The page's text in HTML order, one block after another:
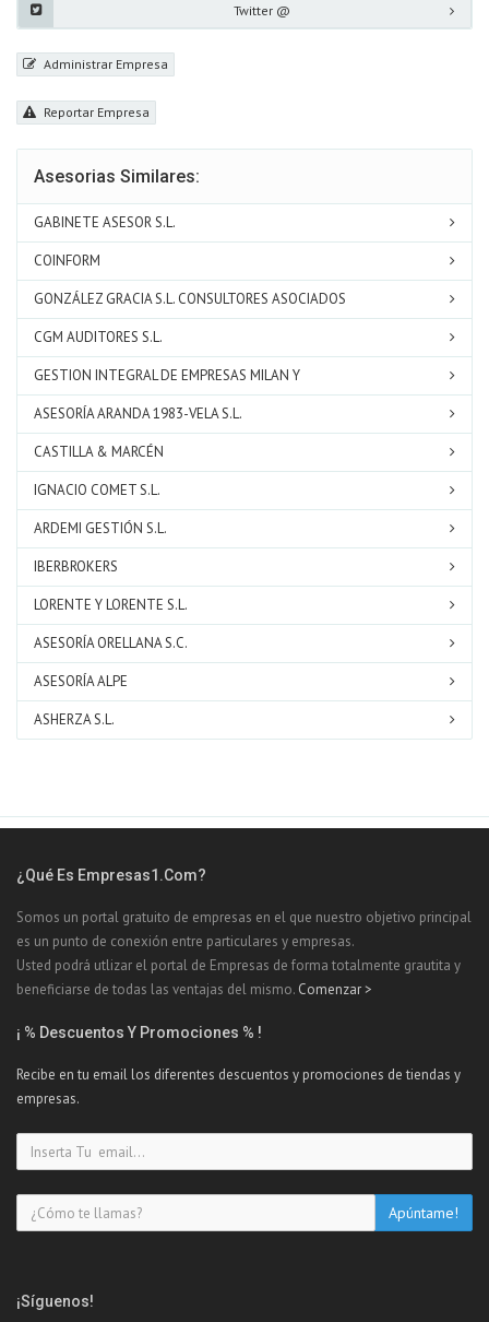
Twitter @
Administrar Empresa
Reportar Empresa
Asesorias Similares:
GABINETE ASESOR S.L.
COINFORM
GONZÁLEZ GRACIA S.L. CONSULTORES ASOCIADOS
CGM AUDITORES S.L.
GESTION INTEGRAL DE EMPRESAS MILAN Y
ASESORÍA ARANDA 1983-VELA S.L.
CASTILLA & MARCÉN
IGNACIO COMET S.L.
ARDEMI GESTIÓN S.L.
IBERBROKERS
LORENTE Y LORENTE S.L.
ASESORÍA ORELLANA S.C.
ASESORÍA ALPE
ASHERZA S.L.
¿Qué Es Empresas1.com?
Somos un portal gratuito de empresas en el que nuestro objetivo principal
es un punto de conexión entre particulares y empresas.
Usted podrá utlizar el portal de Empresas de forma totalmente grautita y
beneficiarse de todas las ventajas del mismo. Comenzar >
¡ % Descuentos Y Promociones % !
Recibe en tu email los diferentes descuentos y promociones de tiendas y
empresas.
¡Síguenos!